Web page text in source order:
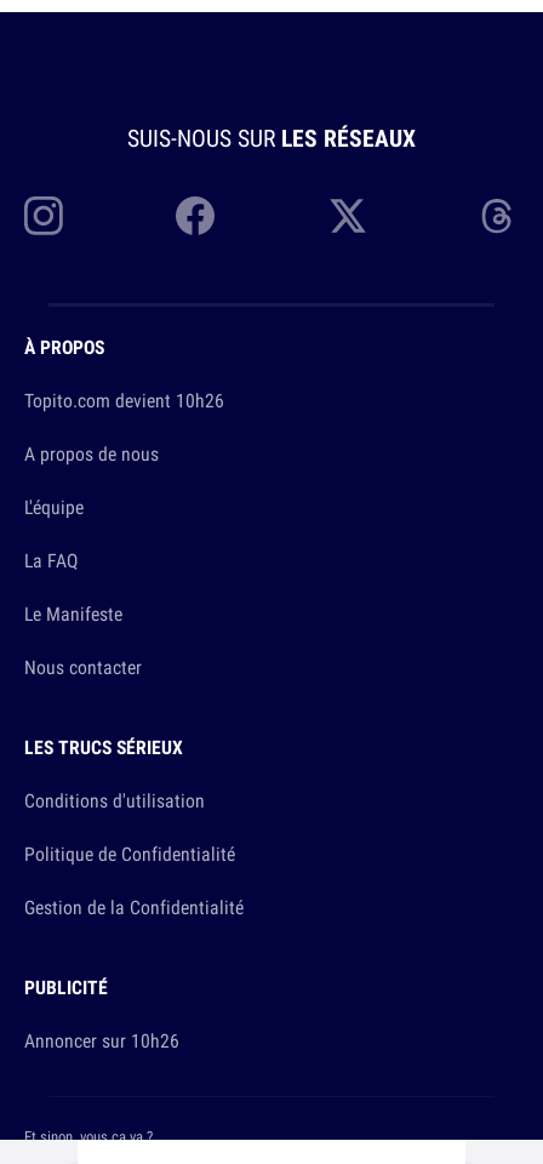
SUIS-NOUS SUR LES RÉSEAUX
À PROPOS
Topito.com devient 10h26
A propos de nous
L'équipe
La FAQ
Le Manifeste
Nous contacter
LES TRUCS SÉRIEUX
Conditions d'utilisation
Politique de Confidentialité
Gestion de la Confidentialité
PUBLICITÉ
Annoncer sur 10h26
Et sinon, vous ça va ?